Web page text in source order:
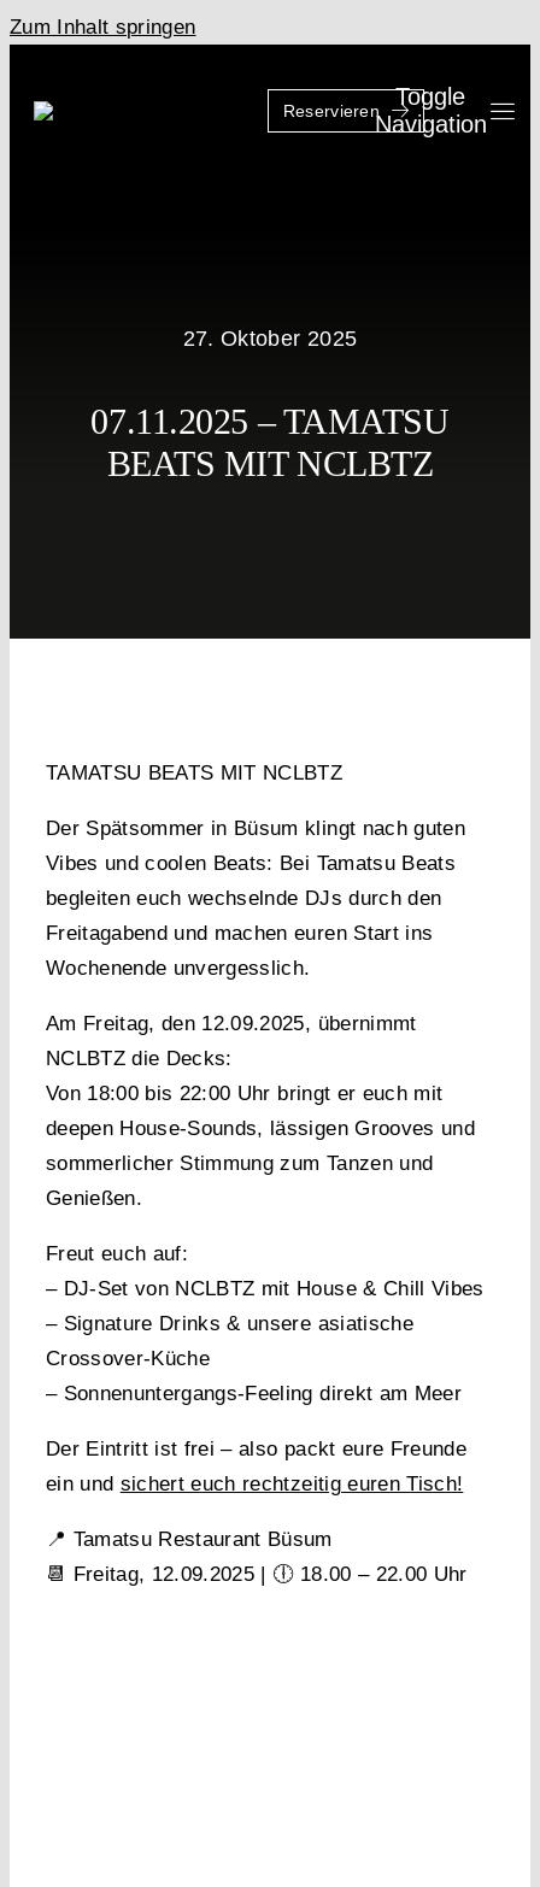
Zum Inhalt springen
Reservieren
Toggle
Navigation
27. Oktober 2025
07.11.2025 – TAMATSU
BEATS MIT NCLBTZ
TAMATSU BEATS MIT NCLBTZ
Der Spätsommer in Büsum klingt nach guten
Vibes und coolen Beats: Bei Tamatsu Beats
begleiten euch wechselnde DJs durch den
Freitagabend und machen euren Start ins
Wochenende unvergesslich.
Am Freitag, den 12.09.2025, übernimmt
NCLBTZ die Decks:
Von 18:00 bis 22:00 Uhr bringt er euch mit
deepen House-Sounds, lässigen Grooves und
sommerlicher Stimmung zum Tanzen und
Genießen.
Freut euch auf:
– DJ-Set von NCLBTZ mit House & Chill Vibes
– Signature Drinks & unsere asiatische
Crossover-Küche
– Sonnenuntergangs-Feeling direkt am Meer
Der Eintritt ist frei – also packt eure Freunde
ein und sichert euch rechtzeitig euren Tisch!
📍 Tamatsu Restaurant Büsum
📆 Freitag, 12.09.2025 | 🕕 18.00 – 22.00 Uhr